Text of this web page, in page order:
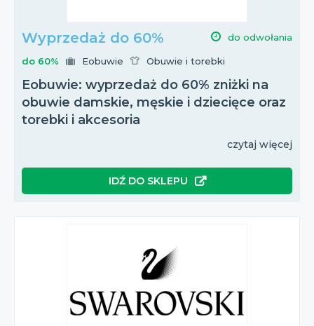
Wyprzedaż do 60% do odwołania
do 60% Eobuwie Obuwie i torebki
Eobuwie: wyprzedaż do 60% zniżki na
obuwie damskie, męskie i dziecięce oraz
torebki i akcesoria
czytaj więcej
IDŹ DO SKLEPU